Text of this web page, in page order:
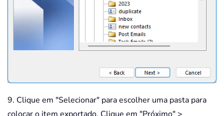
9. Clique em "Selecionar" para escolher uma pasta para